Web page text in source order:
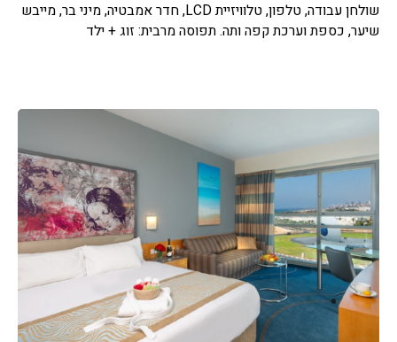
שולחן עבודה, טלפון, טלוויזיית LCD, חדר אמבטיה, מיני בר, מייבש
שיער, כספת וערכת קפה ותה. תפוסה מרבית: זוג + ילד